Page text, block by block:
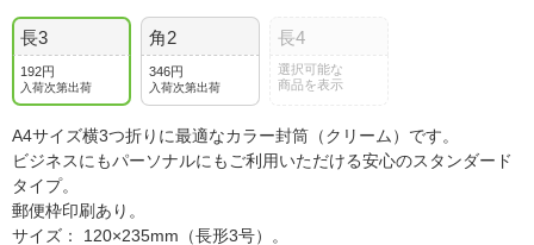
長3
192円
入荷次第出荷
角2
346円
入荷次第出荷
長4
選択可能な
商品を表示
A4サイズ横3つ折りに最適なカラー封筒（クリーム）です。
ビジネスにもパーソナルにもご利用いただける安心のスタンダード
タイプ。
郵便枠印刷あり。
サイズ： 120×235mm（長形3号）。